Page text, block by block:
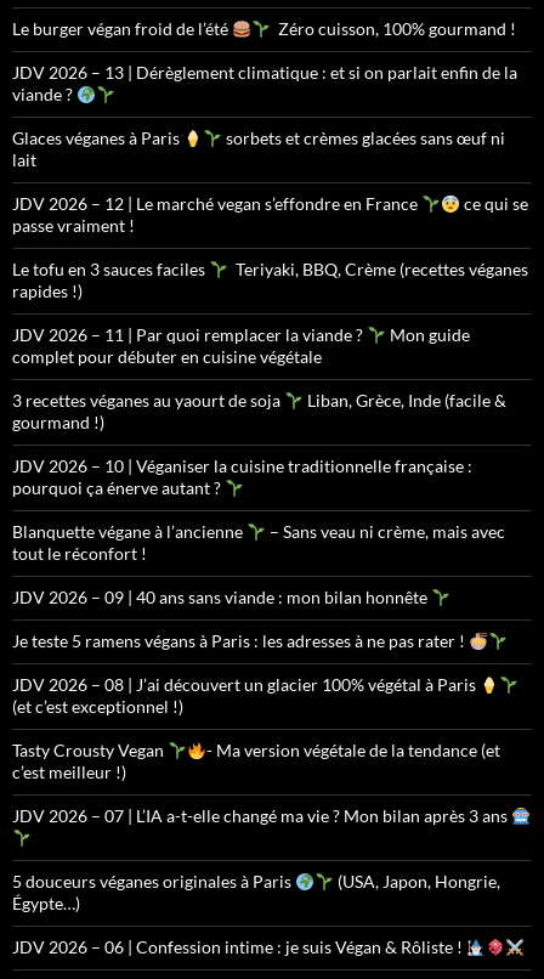
Le burger végan froid de l’été Zéro cuisson, 100% gourmand !
JDV 2026 – 13 | Dérèglement climatique : et si on parlait enfin de la
viande ?
Glaces véganes à Paris
sorbets et crèmes glacées sans œuf ni
lait
JDV 2026 – 12 | Le marché vegan s’effondre en France
ce qui se
passe vraiment !
Le tofu en 3 sauces faciles
Teriyaki, BBQ, Crème (recettes véganes
rapides !)
JDV 2026 – 11 | Par quoi remplacer la viande ?
Mon guide
complet pour débuter en cuisine végétale
3 recettes véganes au yaourt de soja
Liban, Grèce, Inde (facile &
gourmand !)
JDV 2026 – 10 | Véganiser la cuisine traditionnelle française :
pourquoi ça énerve autant ?
Blanquette végane à l’ancienne
– Sans veau ni crème, mais avec
tout le réconfort !
JDV 2026 – 09 | 40 ans sans viande : mon bilan honnête
Je teste 5 ramens végans à Paris : les adresses à ne pas rater !
JDV 2026 – 08 | J’ai découvert un glacier 100% végétal à Paris
(et c’est exceptionnel !)
Tasty Crousty Vegan
- Ma version végétale de la tendance (et
c’est meilleur !)
JDV 2026 – 07 | L’IA a-t-elle changé ma vie ? Mon bilan après 3 ans
5 douceurs véganes originales à Paris
(USA, Japon, Hongrie,
Égypte…)
JDV 2026 – 06 | Confession intime : je suis Végan & Rôliste !